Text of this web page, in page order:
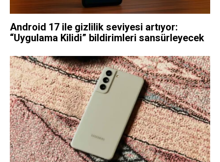
Android 17 ile gizlilik seviyesi artıyor:
“Uygulama Kilidi” bildirimleri sansürleyecek